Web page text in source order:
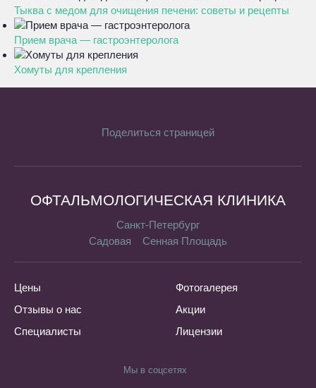
Тыква с медом для очищения печени: советы и рецепты
Прием врача — гастроэнтеролога
Хомуты для крепления
Поделиться страницей
ОФТАЛЬМОЛОГИЧЕСКАЯ КЛИНИКА
Санкт-Петербург
Садовая
Сенная Площадь
Цены
Отзывы о нас
Специалисты
Фотогалерея
Акции
Лицензии
Мы в соцсетях